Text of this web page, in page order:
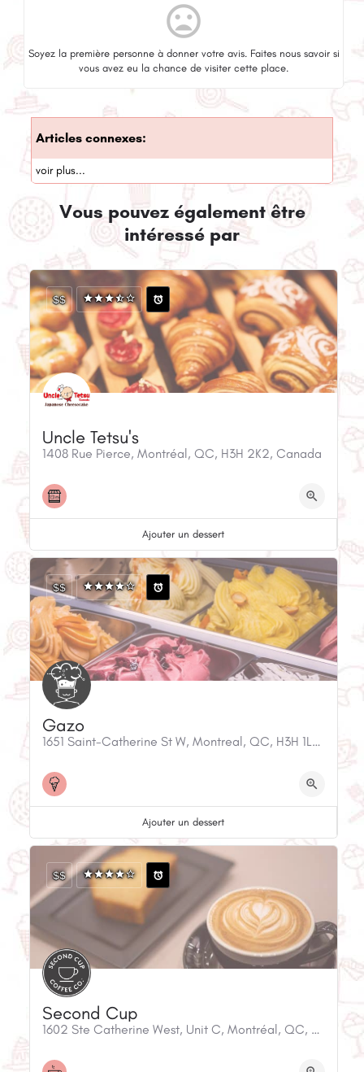
mood_bad
Soyez la première personne à donner votre avis. Faites nous savoir si
vous avez eu la chance de visiter cette place.
Articles connexes:
voir plus...
Vous pouvez également être
intéressé par
Uncle Tetsu's
1408 Rue Pierce, Montréal, QC, H3H 2K2, Canada
$$
Ajouter un dessert
Gazo
1651 Saint-Catherine St W, Montreal, QC, H3H 1L9, Canada
$$
Ajouter un dessert
Second Cup
1602 Ste Catherine West, Unit C, Montréal, QC, H3H 2S7, Canada
$$